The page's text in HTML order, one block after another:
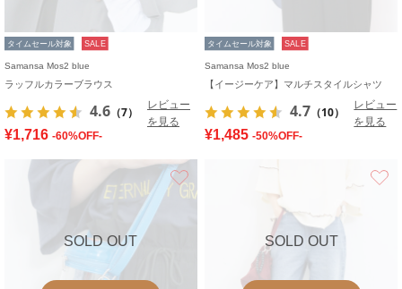
タイムセール対象 SALE
Samansa Mos2 blue
ラッフルカラーブラウス
4.6 （7）
レビュー
を見る
¥1,716 -60%OFF-
タイムセール対象 SALE
Samansa Mos2 blue
【イージーケア】マルチスタイルシャツ
4.7 （10）
レビュー
を見る
¥1,485 -50%OFF-
SOLD OUT SOLD OUT